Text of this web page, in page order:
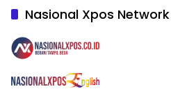
Nasional Xpos Network